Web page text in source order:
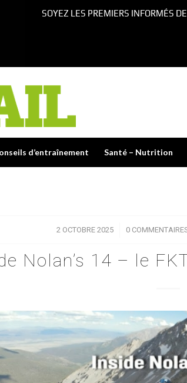
d’entraînement Santé – Nutrition
2 OCTOBRE 2025
/ 0 /
Nolan’s 14 – le
SOYEZ LES PREMIERS INFORMÉS